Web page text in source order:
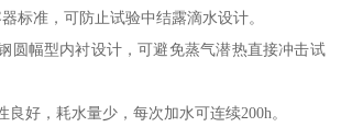
标准，可防止试验中结露滴水设计。
圆幅型内衬设计，可避免蒸气潜热直接冲击试
良好，耗水量少，每次加水可连续200h。